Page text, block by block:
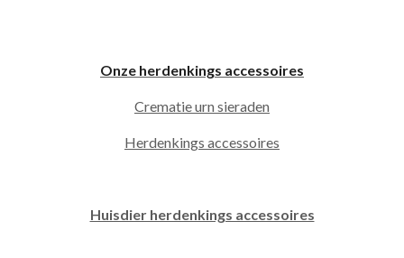
Onze herdenkings accessoires
Crematie urn sieraden
Herdenkings accessoires
Huisdier herdenkings accessoires